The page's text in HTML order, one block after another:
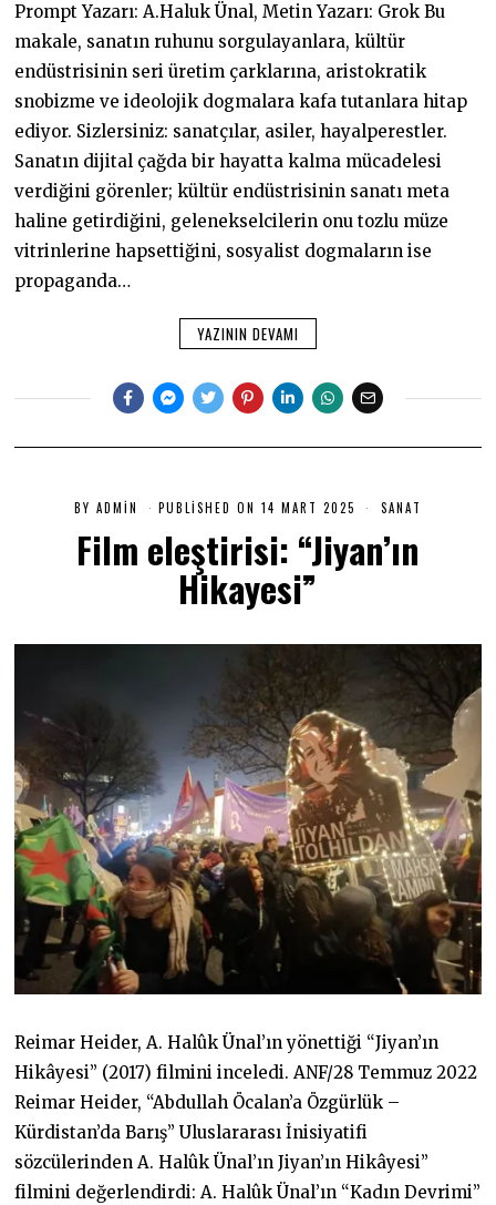
Prompt Yazarı: A.Haluk Ünal, Metin Yazarı: Grok Bu
makale, sanatın ruhunu sorgulayanlara, kültür
endüstrisinin seri üretim çarklarına, aristokratik
snobizme ve ideolojik dogmalara kafa tutanlara hitap
ediyor. Sizlersiniz: sanatçılar, asiler, hayalperestler.
Sanatın dijital çağda bir hayatta kalma mücadelesi
verdiğini görenler; kültür endüstrisinin sanatı meta
haline getirdiğini, gelenekselcilerin onu tozlu müze
vitrinlerine hapsettiğini, sosyalist dogmaların ise
propaganda…
YAZININ DEVAMI
BY ADMIN PUBLISHED ON 14 MART 2025
M
A
2
SANAT
Film eleştirisi: “Jiyan’ın
Hikayesi”
Reimar Heider, A. Halûk Ünal’ın yönettiği “Jiyan’ın
Hikâyesi” (2017) filmini inceledi. ANF/28 Temmuz 2022
Reimar Heider, “Abdullah Öcalan’a Özgürlük –
Kürdistan’da Barış” Uluslararası İnisiyatifi
sözcülerinden A. Halûk Ünal’ın Jiyan’ın Hikâyesi”
filmini değerlendirdi: A. Halûk Ünal’ın “Kadın Devrimi”